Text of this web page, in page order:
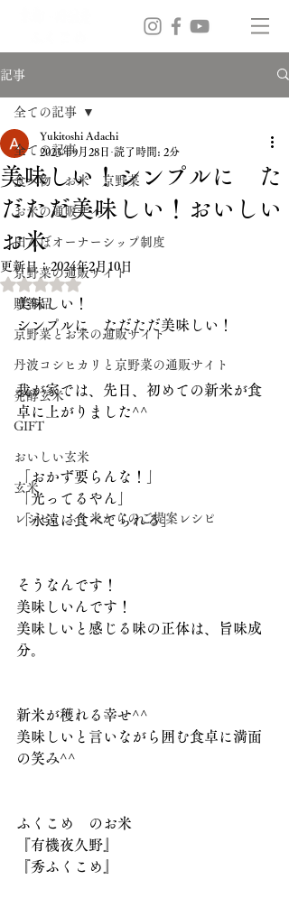
記事
全ての記事
食べ物 お米 京野菜
お米の通販サイト
田んぼオーナーシップ制度
京野菜の通販サイト
贈答品
京野菜とお米の通販サイト
丹波コシヒカリと京野菜の通販サイト
発酵玄米
GIFT
おいしい玄米
玄米
レシピ ふく米からのご提案レシピ
全ての記事
美味しい！シンプルに た
だただ美味しい！おいしい
お米
Yukitoshi Adachi
2023年9月28日 読了時間: 2分
更新日：2024年2月10日
5つ星のうちNaNと評価されています。
美味しい！
シンプルに　ただただ美味しい！
我が家では、先日、初めての新米が食
卓に上がりました^^
「おかず要らんな！」
「光ってるやん」
「永遠に食べてられる」
そうなんです！
美味しいんです！
美味しいと感じる味の正体は、旨味成
分。
新米が穫れる幸せ^^
美味しいと言いながら囲む食卓に満面
の笑み^^
ふくこめ　のお米
『有機夜久野』
『秀ふくこめ』